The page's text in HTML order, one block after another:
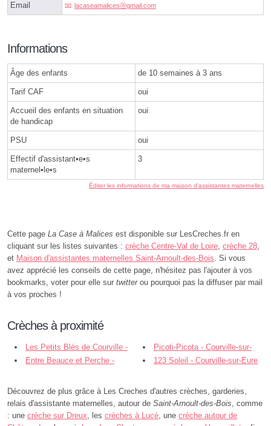
Email lacaseamalicesⓐgmail.com
Informations
Âge des enfants de 10 semaines à 3 ans
Tarif CAF oui
Accueil des enfants en situation
de handicap
oui
PSU oui
Effectif d'assistant•e•s
maternel•le•s
3
Éditer les informations de ma maison d'assistantes maternelles
Cette page La Case à Malices est disponible sur LesCreches.fr en
cliquant sur les listes suivantes : crèche Centre-Val de Loire, crèche 28,
et Maison d'assistantes maternelles Saint-Arnoult-des-Bois. Si vous
avez apprécié les conseils de cette page, n'hésitez pas l'ajouter à vos
bookmarks, voter pour elle sur twitterou pourquoi pas la diffuser par mail
à vos proches !
Crèches à proximité
Les Petits Blés de Courville -
Courville-sur-Eure
Picoti-Picota - Courville-sur-
Eure
Entre Beauce et Perche -
123 Soleil - Courville-sur-Eure
Découvrez de plus grâce à Les Creches d'autres crèches, garderies,
relais d'assistante maternelles, autour de Saint-Arnoult-des-Bois, comme
: une crèche sur Dreux, les crèches à Lucé, une crèche autour de